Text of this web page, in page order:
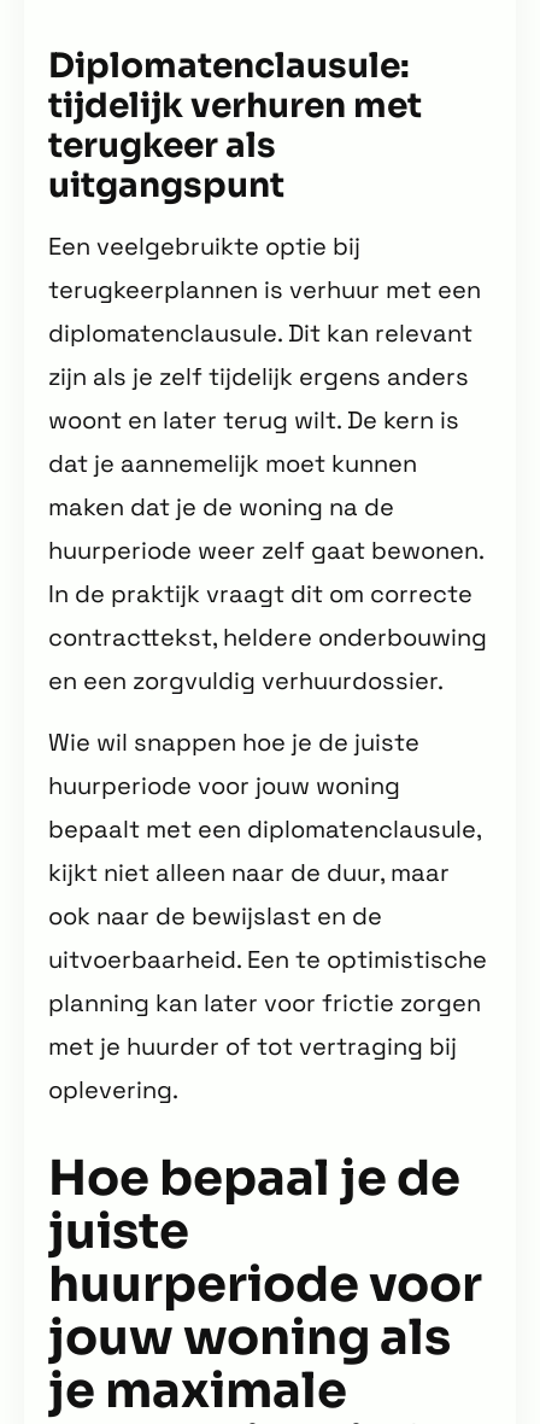
Diplomatenclausule:
tijdelijk verhuren met
terugkeer als
uitgangspunt
Een veelgebruikte optie bij
terugkeerplannen is verhuur met een
diplomatenclausule. Dit kan relevant
zijn als je zelf tijdelijk ergens anders
woont en later terug wilt. De kern is
dat je aannemelijk moet kunnen
maken dat je de woning na de
huurperiode weer zelf gaat bewonen.
In de praktijk vraagt dit om correcte
contracttekst, heldere onderbouwing
en een zorgvuldig verhuurdossier.
Wie wil snappen hoe je de juiste
huurperiode voor jouw woning
bepaalt met een diplomatenclausule,
kijkt niet alleen naar de duur, maar
ook naar de bewijslast en de
uitvoerbaarheid. Een te optimistische
planning kan later voor frictie zorgen
met je huurder of tot vertraging bij
oplevering.
Hoe bepaal je de
juiste
huurperiode voor
jouw woning als
je maximale